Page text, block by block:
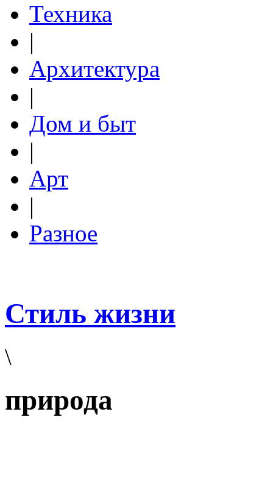
Техника
|
Архитектура
|
Дом и быт
|
Арт
|
Разное
Стиль жизни
\
природа